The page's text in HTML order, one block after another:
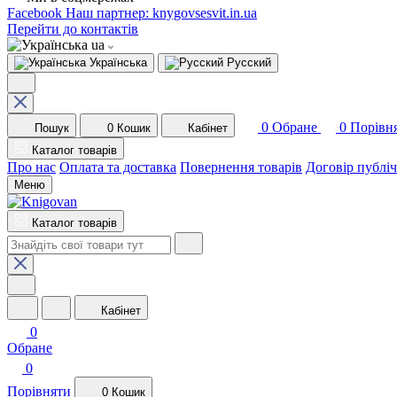
Facebook Наш партнер: knygovsesvit.in.ua
Перейти до контактів
ua
Українська Русский
Пошук 0 Кошик Кабінет 0 Обране 0
Каталог товарів
Про нас Оплата та доставка Повернення товарів Договір
Меню
Каталог товарів
Кабінет
0
Обране
0
Порівняти
0 Кошик